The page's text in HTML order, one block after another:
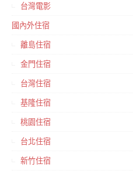
台灣電影
國內外住宿
離島住宿
金門住宿
台灣住宿
基隆住宿
桃園住宿
台北住宿
新竹住宿